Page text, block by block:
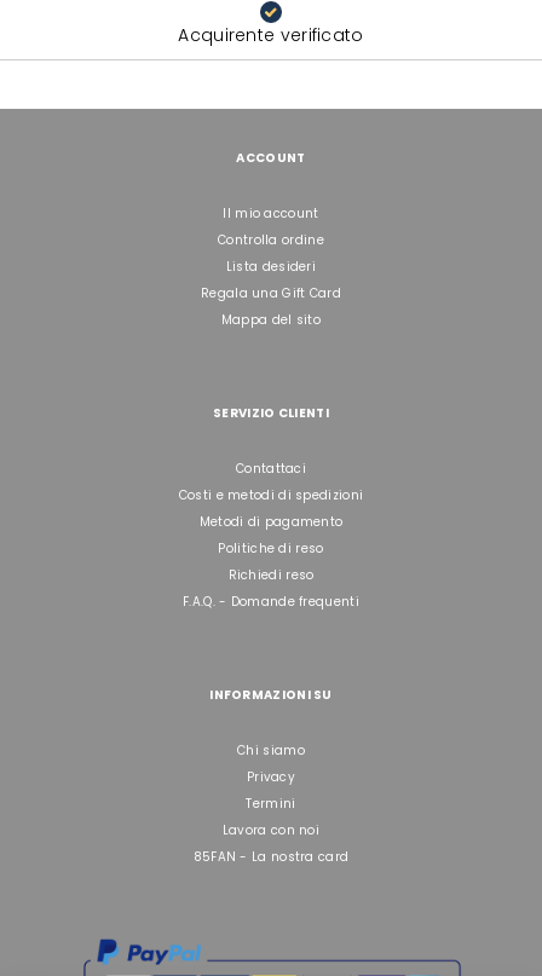
Acquirente verificato
ACCOUNT
Il mio account
Controlla ordine
Lista desideri
Regala una Gift Card
Mappa del sito
SERVIZIO CLIENTI
Contattaci
Costi e metodi di spedizioni
Metodi di pagamento
Politiche di reso
Richiedi reso
F.A.Q. - Domande frequenti
INFORMAZIONI SU
Chi siamo
Privacy
Termini
Lavora con noi
85FAN - La nostra card